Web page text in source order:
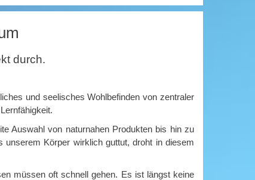
durch.
und seelisches Wohlbefinden von zentraler
Auswahl von naturnahen Produkten bis hin zu
unserem Körper wirklich guttut, droht in diesem
müssen oft schnell gehen. Es ist längst keine